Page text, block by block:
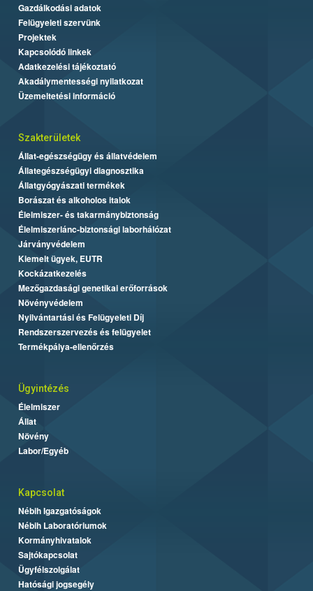
Gazdálkodási adatok
Felügyeleti szervünk
Projektek
Kapcsolódó linkek
Adatkezelési tájékoztató
Akadálymentességi nyilatkozat
Üzemeltetési információ
Szakterületek
Állat-egészségügy és állatvédelem
Állategészségügyi diagnosztika
Állatgyógyászati termékek
Borászat és alkoholos italok
Élelmiszer- és takarmánybiztonság
Élelmiszerlánc-biztonsági laborhálózat
Járványvédelem
Kiemelt ügyek, EUTR
Kockázatkezelés
Mezőgazdasági genetikai erőforrások
Növényvédelem
Nyilvántartási és Felügyeleti Díj
Rendszerszervezés és felügyelet
Termékpálya-ellenőrzés
Ügyintézés
Élelmiszer
Állat
Növény
Labor/Egyéb
Kapcsolat
Nébih Igazgatóságok
Nébih Laboratóriumok
Kormányhivatalok
Sajtókapcsolat
Ügyfélszolgálat
Hatósági jogsegély